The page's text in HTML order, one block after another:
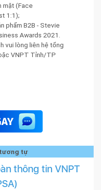
mặt (Face
1:1);
phẩm B2B - Stevie
Awards 2021.
vui lòng liên hệ tổng
VNPT Tỉnh/TP
tương tự
thông tin VNPT